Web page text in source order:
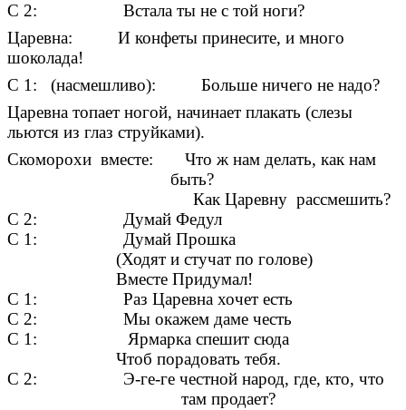
С 2: Встала ты не с той ноги?
Царевна: И конфеты принесите, и много
шоколада!
С 1: (насмешливо): Больше ничего не надо?
Царевна топает ногой, начинает плакать (слезы
льются из глаз струйками).
Скоморохи вместе: Что ж нам делать, как нам
быть?
Как Царевну рассмешить?
С 2: Думай Федул
С 1: Думай Прошка
(Ходят и стучат по голове)
Вместе Придумал!
С 1: Раз Царевна хочет есть
С 2: Мы окажем даме честь
С 1: Ярмарка спешит сюда
Чтоб порадовать тебя.
С 2: Э-ге-ге честной народ, где, кто, что
там продает?